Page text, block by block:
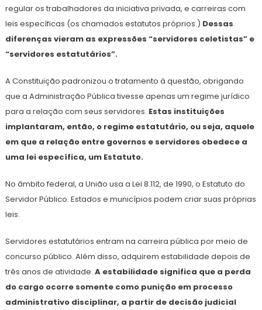
regular os trabalhadores da iniciativa privada, e carreiras com
leis específicas (os chamados estatutos próprios.) Dessas
diferenças vieram as expressões “servidores celetistas” e
“servidores estatutários”.
A Constituição padronizou o tratamento à questão, obrigando
que a Administração Pública tivesse apenas um regime jurídico
para a relação com seus servidores. Estas instituições
implantaram, então, o regime estatutário, ou seja, aquele
em que a relação entre governos e servidores obedece a
uma lei específica, um Estatuto.
No âmbito federal, a União usa a Lei 8.112, de 1990, o Estatuto do
Servidor Público. Estados e municípios podem criar suas próprias
leis.
Servidores estatutários entram na carreira pública por meio de
concurso público. Além disso, adquirem estabilidade depois de
três anos de atividade. A estabilidade significa que a perda
do cargo ocorre somente como punição em processo
administrativo disciplinar, a partir de decisão judicial